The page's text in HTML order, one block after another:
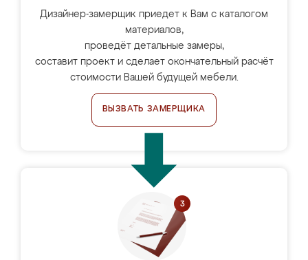
Дизайнер-замерщик приедет к Вам с каталогом
материалов,
проведёт детальные замеры,
составит проект и сделает окончательный расчёт
стоимости Вашей будущей мебели.
ВЫЗВАТЬ ЗАМЕРЩИКА